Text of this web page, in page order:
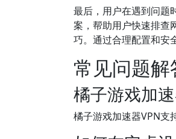
最后，用户在遇到问题
案，帮助用户快速排查
巧。通过合理配置和安
常见问题解
橘子游戏加
橘子游戏加速器VPN支